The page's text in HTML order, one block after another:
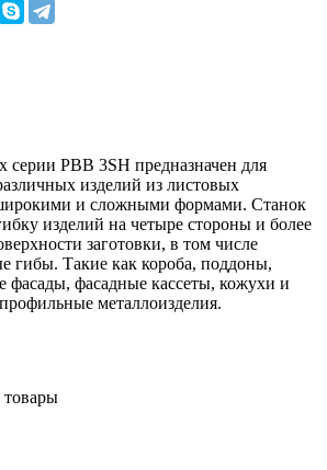
серии PBB 3SH предназначен для
изделий из листовых
и сложными формами. Станок
изделий на четыре стороны и более
заготовки, в том числе
гибы. Такие как короба, поддоны,
фасады, фасадные кассеты, кожухи и
металлоизделия.